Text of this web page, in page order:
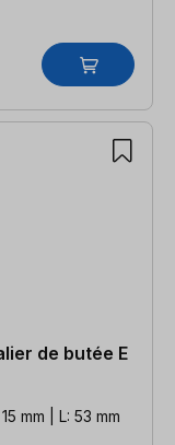
de butée E
mm | L: 53 mm